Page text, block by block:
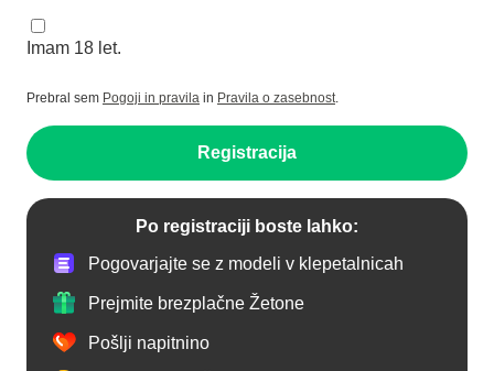
Imam 18 let.
Prebral sem Pogoji in pravila in Pravila o zasebnost.
Registracija
Po registraciji boste lahko:
Pogovarjajte se z modeli v klepetalnicah
Prejmite brezplačne Žetone
Pošlji napitnino